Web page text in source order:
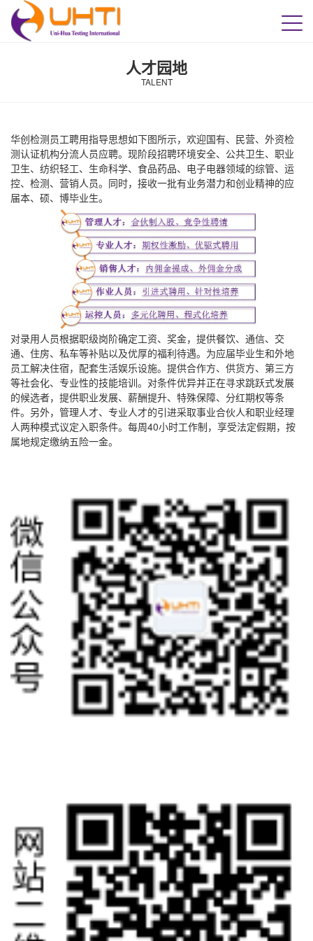
人才园地
TALENT
华创检测员工聘用指导思想如下图所示，欢迎国有、民营、外资检
测认证机构分流人员应聘。现阶段招聘环境安全、公共卫生、职业
卫生、纺织轻工、生命科学、食品药品、电子电器领域的综管、运
控、检测、营销人员。同时，接收一批有业务潜力和创业精神的应
届本、硕、博毕业生。
对录用人员根据职级岗阶确定工资、奖金，提供餐饮、通信、交
通、住房、私车等补贴以及优厚的福利待遇。为应届毕业生和外地
员工解决住宿，配套生活娱乐设施。提供合作方、供货方、第三方
等社会化、专业性的技能培训。对条件优异并正在寻求跳跃式发展
的候选者，提供职业发展、薪酬提升、特殊保障、分红期权等条
件。另外，管理人才、专业人才的引进采取事业合伙人和职业经理
人两种模式议定入职条件。每周40小时工作制，享受法定假期，按
属地规定缴纳五险一金。